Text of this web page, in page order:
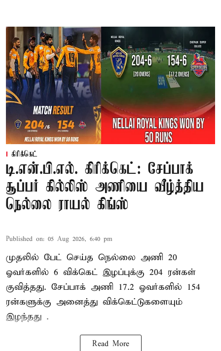
கிரிக்கெட்
டி.என்.பி.எல். கிரிக்கெட்: சேப்பாக்
சூப்பர் கில்லிஸ் அணியை வீழ்த்திய
நெல்லை ராயல் கிங்ஸ்
Published on: 05 Aug 2026, 6:40 pm
முதலில் பேட் செய்த நெல்லை அணி 20
ஓவர்களில் 6 விக்கெட் இழப்புக்கு 204 ரன்கள்
குவித்தது. சேப்பாக் அணி 17.2 ஓவர்களில் 154
ரன்களுக்கு அனைத்து விக்கெட்டுகளையும்
இழந்தது .
Read More